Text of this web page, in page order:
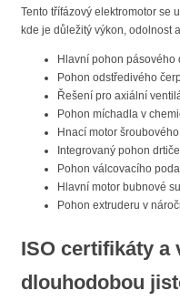
Tento třífázový elektromotor se
kde je důležitý výkon, odolnost
Hlavní pohon pásového
Pohon odstředivého
Řešení pro axiální
Pohon míchadla v
Hnací motor
Integrovaný pohon
Pohon válcovacího
Hlavní motor bubnové
Pohon extruderu v
ISO certifikáty
dlouhodobou